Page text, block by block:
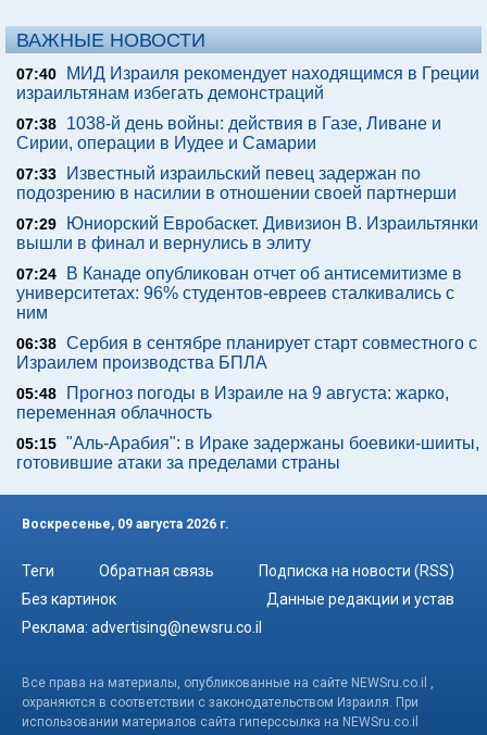
ВАЖНЫЕ НОВОСТИ
07:40
МИД Израиля рекомендует находящимся в Греции
израильтянам избегать демонстраций
07:38
1038-й день войны: действия в Газе, Ливане и
Сирии, операции в Иудее и Самарии
07:33
Известный израильский певец задержан по
подозрению в насилии в отношении своей партнерши
07:29
Юниорский Евробаскет. Дивизион В. Израильтянки
вышли в финал и вернулись в элиту
07:24
В Канаде опубликован отчет об антисемитизме в
университетах: 96% студентов-евреев сталкивались с
ним
06:38 Сербия в сентябре планирует старт совместного с
Израилем производства БПЛА
05:48
Прогноз погоды в Израиле на 9 августа: жарко,
переменная облачность
05:15 "Аль-Арабия": в Ираке задержаны боевики-шииты,
готовившие атаки за пределами страны
Воскресенье, 09 августа 2026 г.
Теги Обратная связь
Подписка на новости (RSS)
Без картинок
Данные редакции и устав
Реклама: advertising@newsru.co.il
Все права на материалы, опубликованные на сайте NEWSru.co.il ,
охраняются в соответствии с законодательством Израиля. При
использовании материалов сайта гиперссылка на NEWSru.co.il